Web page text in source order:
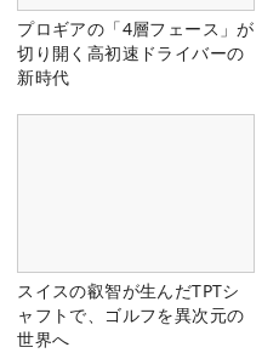
プロギアの「4層フェース」が
切り開く高初速ドライバーの
新時代
スイスの叡智が生んだTPTシ
ャフトで、ゴルフを異次元の
世界へ